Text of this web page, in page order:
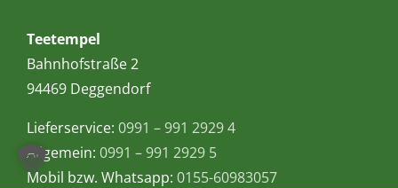
Teetempel
Bahnhofstraße 2
94469 Deggendorf
Lieferservice: 0991 – 991 2929 4
Allgemein: 0991 – 991 2929 5
Mobil bzw. Whatsapp: 0155-60983057